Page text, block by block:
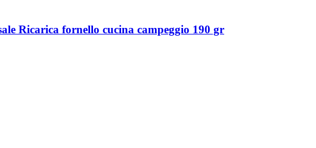
Ricarica fornello cucina campeggio 190 gr